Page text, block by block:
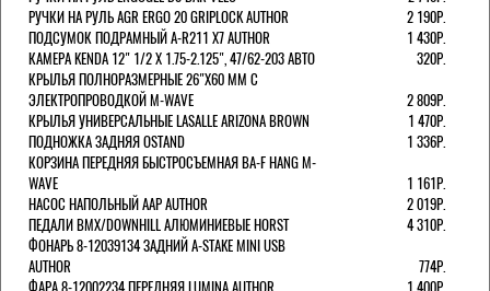
РУЧКИ НА РУЛЬ AGR ERGO 20 GRIPLOCK AUTHOR
2 190Р.
ПОДСУМОК ПОДРАМНЫЙ A-R211 X7 AUTHOR
1 430Р.
КАМЕРА KENDA 12" 1/2 Х 1.75-2.125", 47/62-203 АВТО
320Р.
КРЫЛЬЯ ПОЛНОРАЗМЕРНЫЕ 26"Х60 ММ С
ЭЛЕКТРОПРОВОДКОЙ M-WAVE
2 809Р.
КРЫЛЬЯ УНИВЕРСАЛЬНЫЕ LASALLE ARIZONA BROWN
1 470Р.
ПОДНОЖКА ЗАДНЯЯ OSTAND
1 336Р.
КОРЗИНА ПЕРЕДНЯЯ БЫСТРОСЪЕМНАЯ BA-F HANG M-
WAVE
1 161Р.
НАСОС НАПОЛЬНЫЙ AAP AUTHOR
2 019Р.
ПЕДАЛИ BMX/DOWNHILL АЛЮМИНИЕВЫЕ HORST
4 310Р.
ФОНАРЬ 8-12039134 ЗАДНИЙ A-STAKE MINI USB
AUTHOR
774Р.
ФАРА 8-12002234 ПЕРЕДНЯЯ LUMINA AUTHOR
1 400Р.